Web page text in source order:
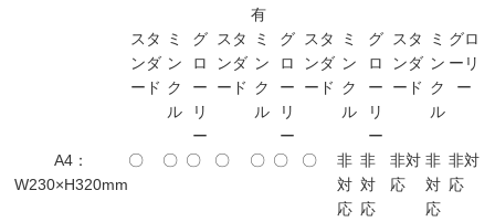
有
スタ
ンダ
ード
ミ
ン
ク
ル
グ
ロ
ー
リ
ー
スタ
ンダ
ード
ミ
ン
ク
ル
グ
ロ
ー
リ
ー
スタ
ンダ
ード
ミ
ン
ク
ル
グ
ロ
ー
リ
ー
スタ
ンダ
ード
ミ
ン
ク
ル
グロ
ーリ
ー
A4：
W230×H320mm
〇 〇 〇 〇 〇 〇 〇
非
対
応
非
対
応
非対
応
非
対
応
非対
応